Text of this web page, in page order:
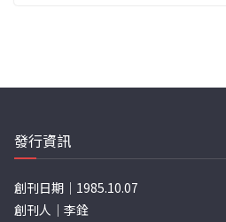
發行資訊
創刊日期｜1985.10.07
創刊人｜李銓